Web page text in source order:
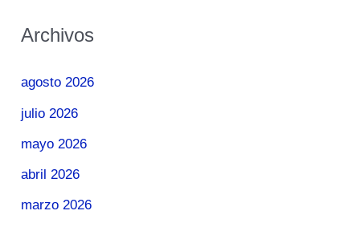
Archivos
agosto 2026
julio 2026
mayo 2026
abril 2026
marzo 2026